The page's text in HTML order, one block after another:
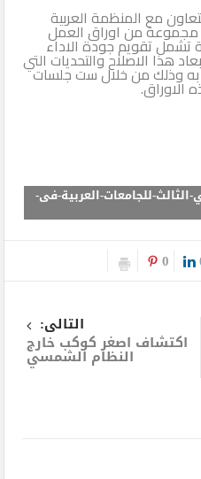
مع المنظمة العربية
مجموعة من اوراق العمل
تشمل تقويم جودة الاداء
هذا الاصلاح والتحديات التي
به وذلك من خلال ست جلسات
الاوراق.
الثالث-للجامعات-العربية-فى-
0
التالى:
اكتشاف اصغر كوكب خارج
النظام الشمسي